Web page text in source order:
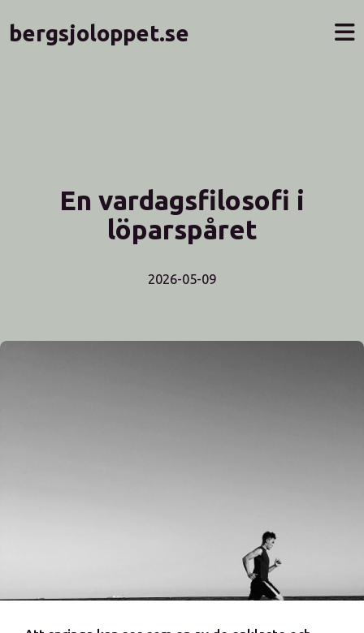
bergsjoloppet.se
En vardagsfilosofi i
löparspåret
2026-05-09